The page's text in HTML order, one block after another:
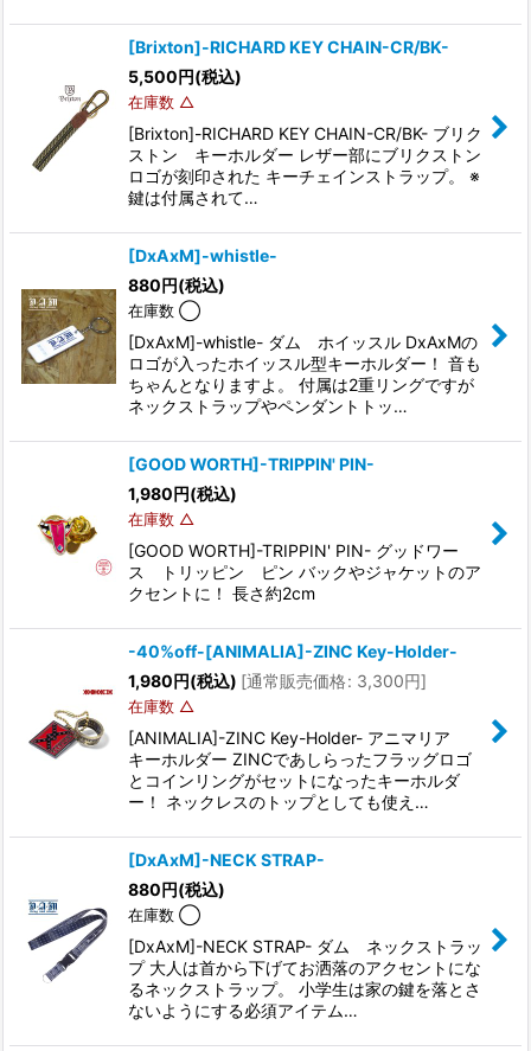
[Brixton]-RICHARD KEY CHAIN-CR/BK-
5,500円(税込)
在庫数 △
[Brixton]-RICHARD KEY CHAIN-CR/BK- ブリク
ストン キーホルダー レザー部にブリクストン
ロゴが刻印された キーチェインストラップ。 ※
鍵は付属されて…
[DxAxM]-whistle-
880円(税込)
在庫数 ◯
[DxAxM]-whistle- ダム ホイッスル DxAxMの
ロゴが入ったホイッスル型キーホルダー！ 音も
ちゃんとなりますよ。 付属は2重リングですが
ネックストラップやペンダントトッ…
[GOOD WORTH]-TRIPPIN' PIN-
1,980円(税込)
在庫数 △
[GOOD WORTH]-TRIPPIN' PIN- グッドワー
ス トリッピン ピン バックやジャケットのア
クセントに！ 長さ約2cm
-40%off-[ANIMALIA]-ZINC Key-Holder-
1,980円(税込) [通常販売価格: 3,300円]
在庫数 △
[ANIMALIA]-ZINC Key-Holder- アニマリア
キーホルダー ZINCであしらったフラッグロゴ
とコインリングがセットになったキーホルダ
ー！ ネックレスのトップとしても使え…
[DxAxM]-NECK STRAP-
880円(税込)
在庫数 ◯
[DxAxM]-NECK STRAP- ダム ネックストラッ
プ 大人は首から下げてお洒落のアクセントにな
るネックストラップ。 小学生は家の鍵を落とさ
ないようにする必須アイテム…